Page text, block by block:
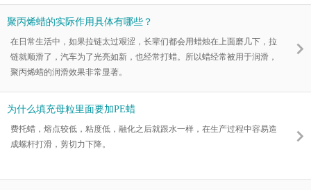
聚丙烯蜡的实际作用具体有哪些？
在日常生活中，如果拉链太过艰涩，长辈们都会用蜡烛在上面磨几下，拉
链就顺滑了，汽车为了光亮如新，也经常打蜡。所以蜡经常被用于润滑，
聚丙烯蜡的润滑效果非常显著。
为什么填充母粒里面要加PE蜡
费托蜡，熔点较低，粘度低，融化之后就跟水一样，在生产过程中容易造
成螺杆打滑，剪切力下降。